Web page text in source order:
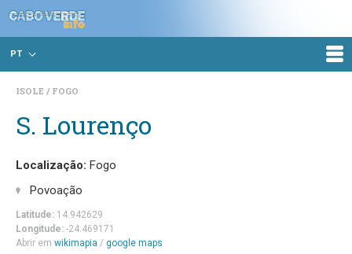
PT
ISOLE FOGO
S. Lourenço
Localização: Fogo
Povoação
Latitude: 14.942629
Longitude: -24.469171
Abrir em wikimapia / google maps